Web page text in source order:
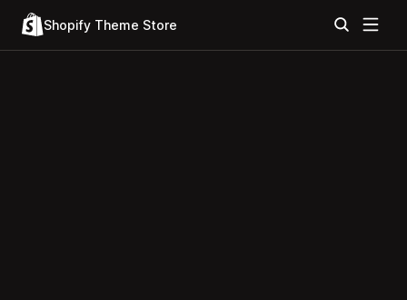
Shopify Theme Store